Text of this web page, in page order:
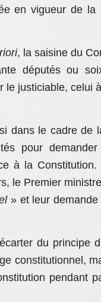
en vigueur de
, la saisine du
députés ou
le justiciable, celui
dans le cadre de
pour
à la
le Premier
» et leur demande
du principe
constitutionnel,
pendant